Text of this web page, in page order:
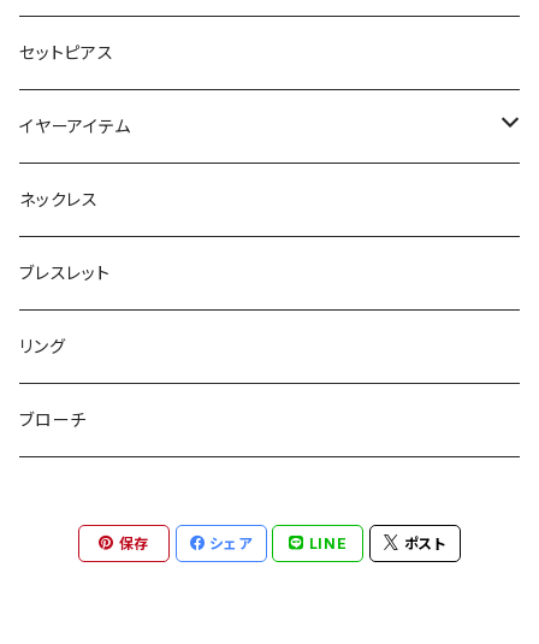
マルチショルダー
マチ付きポーチ
フラットポーチ
スマートキーポーチ
チャーム / カラビナ
ウォレット / 財布
トートバッグ
パスケース
ミラー
ハンドタオル
静電気軽減ヘアブレスレット
ポニーフック
テールクラッチ
シュシュット
キープスタイラー
ヘアピン
ヘアクリップ
セットピアス
イヤーアイテム
ステンレスピアス
ピアス
イヤリング
セットピアス
イヤーカフ
ネックレス
ブレスレット
リング
ブローチ
保存 シェア LINE ポスト